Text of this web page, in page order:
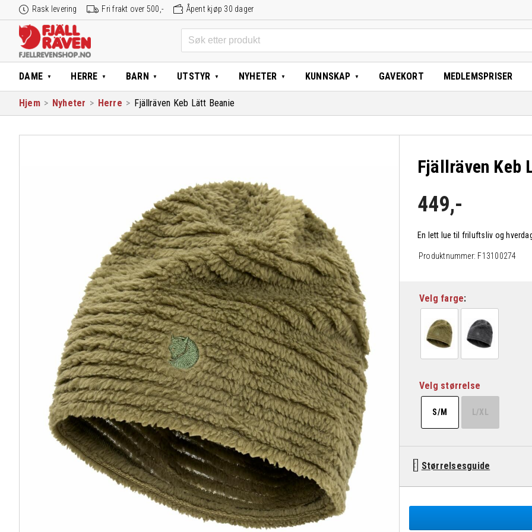
Hopp
til
innhold
Rask levering Fri frakt over 500,- Åpent kjøp 30 dager
Søk
etter:
DAME HERRE BARN UTSTYR NYHETER KUNNSKAP GAVEKORT MEDLEMSPRISER
Hjem > Nyheter > Herre > Fjällräven Keb Lätt Beanie
Fjällräven Keb
449,-
En lett lue til friluftsliv og
Produktnummer: F13100274
Velg farge
Velg størrelse
S/M L/XL
Størrelsesguide